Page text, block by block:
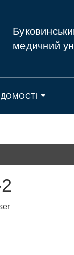
медичний